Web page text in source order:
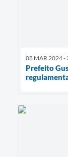
08 MAR 2024 -
Prefeito